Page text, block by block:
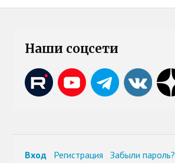
Наши соцсети
Вход Регистрация
Забыли пароль?